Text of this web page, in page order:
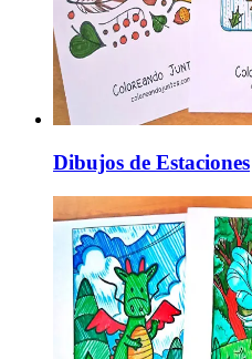
Dibujos de Estaciones